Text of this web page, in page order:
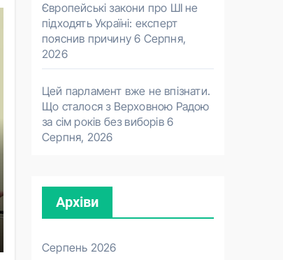
Європейські закони про ШІ не
підходять Україні: експерт
пояснив причину 6 Серпня,
2026
Цей парламент вже не впізнати.
Що сталося з Верховною Радою
за сім років без виборів 6
Серпня, 2026
Архіви
Серпень 2026